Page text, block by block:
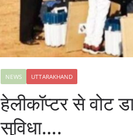
NEWS UTTARAKHAND
हेलीकॉप्टर से वोट
सुविधा….